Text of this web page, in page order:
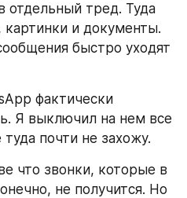
отдельный тред. Туда
и документы.
быстро уходят
фактически
Я выключил на нем все
почти не захожу.
что звонки, которые в
не получится. Но